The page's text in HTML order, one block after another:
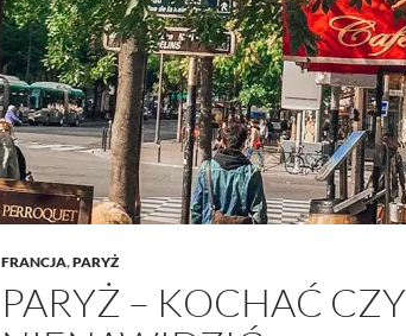
FRANCJA,PARYŻ
PARYŻ – KOCHAĆ CZY